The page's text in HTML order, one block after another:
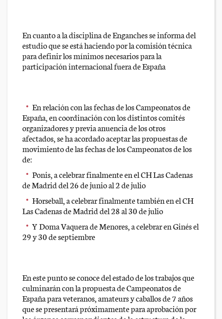
En cuanto a la disciplina de Enganches se informa del
estudio que se está haciendo por la comisión técnica
para definir los mínimos necesarios para la
participación internacional fuera de España
En relación con las fechas de los Campeonatos de
España, en coordinación con los distintos comités
organizadores y previa anuencia de los otros
afectados, se ha acordado aceptar las propuestas de
movimiento de las fechas de los Campeonatos de los
de:
Ponis, a celebrar finalmente en el CH Las Cadenas
de Madrid del 26 de junio al 2 de julio
Horseball, a celebrar finalmente también en el CH
Las Cadenas de Madrid del 28 al 30 de julio
Y Doma Vaquera de Menores, a celebrar en Ginés el
29 y 30 de septiembre
En este punto se conoce del estado de los trabajos que
culminarán con la propuesta de Campeonatos de
España para veteranos, amateurs y caballos de 7 años
que se presentará próximamente para aprobación por